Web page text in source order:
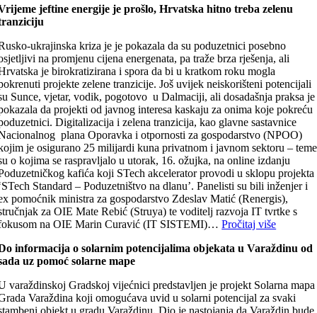
jeftine energije je prošlo, Hrvatska hitno treba zelenu
ukrajinska kriza je je pokazala da su poduzetnici posebno
na promjenu cijena energenata, pa traže brza rješenja, ali
je birokratizirana i spora da bi u kratkom roku mogla
projekte zelene tranzicije. Još uvijek neiskorišteni potencijali
Sunce, vjetar, vodik, pogotovo u Dalmaciji, ali dosadašnja praksa je
da projekti od javnog interesa kaskaju za onima koje pokreću
Digitalizacija i zelena tranzicija, kao glavne sastavnice
plana Oporavka i otpornosti za gospodarstvo (NPOO)
je osigurano 25 milijardi kuna privatnom i javnom sektoru – teme
o kojima se raspravljalo u utorak, 16. ožujka, na online izdanju
kafića koji STech akcelerator provodi u sklopu projekta
Standard – Poduzetništvo na dlanu’. Panelisti su bili inženjer i
pomoćnik ministra za gospodarstvo Zdeslav Matić (Renergis),
za OIE Mate Rebić (Struya) te voditelj razvoja IT tvrtke s
na OIE Marin Curavić (IT SISTEMI)…Pročitaj više
informacija o solarnim potencijalima objekata u Varaždinu od
uz pomoć solarne mape
varaždinskoj Gradskoj vijećnici predstavljen je projekt Solarna mapa
Varaždina koji omogućava uvid u solarni potencijal za svaki
objekt u gradu Varaždinu. Dio je nastojanja da Varaždin bude